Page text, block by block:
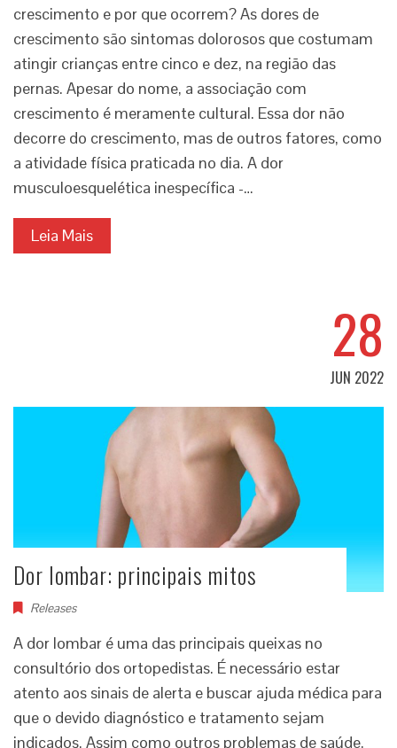
crescimento e por que ocorrem? As dores de
crescimento são sintomas dolorosos que costumam
atingir crianças entre cinco e dez, na região das
pernas. Apesar do nome, a associação com
crescimento é meramente cultural. Essa dor não
decorre do crescimento, mas de outros fatores, como
a atividade física praticada no dia. A dor
musculoesquelética inespecífica -…
Leia Mais
28
JUN 2022
Dor lombar: principais mitos
Releases
A dor lombar é uma das principais queixas no
consultório dos ortopedistas. É necessário estar
atento aos sinais de alerta e buscar ajuda médica para
que o devido diagnóstico e tratamento sejam
indicados. Assim como outros problemas de saúde,